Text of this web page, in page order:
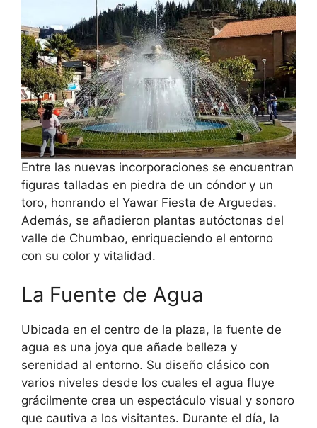
Entre las nuevas incorporaciones se encuentran
figuras talladas en piedra de un cóndor y un
toro, honrando el Yawar Fiesta de Arguedas.
Además, se añadieron plantas autóctonas del
valle de Chumbao, enriqueciendo el entorno
con su color y vitalidad.
La Fuente de Agua
Ubicada en el centro de la plaza, la fuente de
agua es una joya que añade belleza y
serenidad al entorno. Su diseño clásico con
varios niveles desde los cuales el agua fluye
grácilmente crea un espectáculo visual y sonoro
que cautiva a los visitantes. Durante el día, la